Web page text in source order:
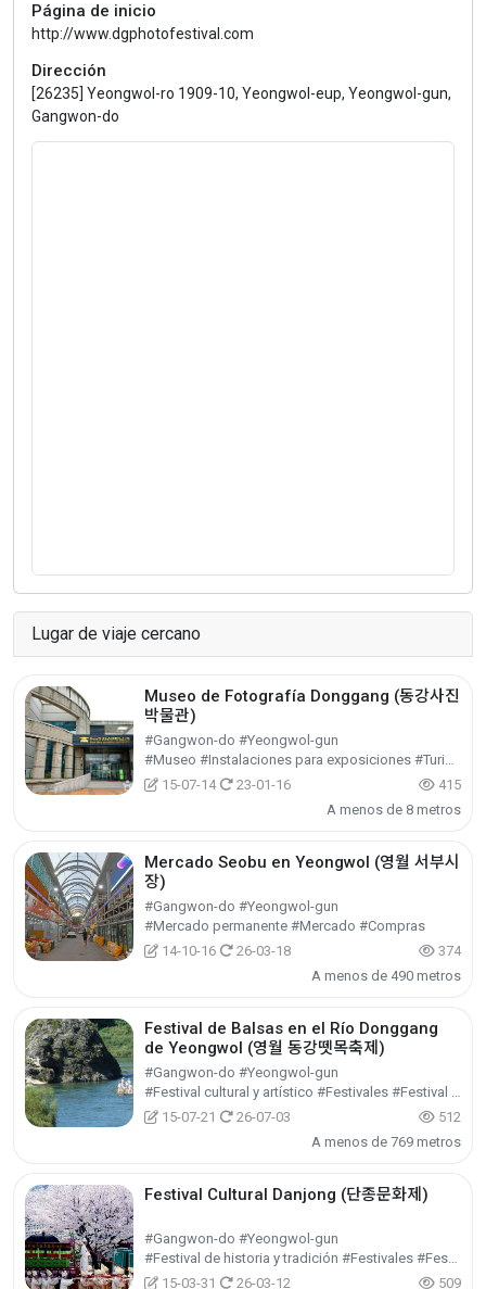
Página de inicio
http://www.dgphotofestival.com
Dirección
[26235] Yeongwol-ro 1909-10, Yeongwol-eup, Yeongwol-gun,
Gangwon-do
Lugar de viaje cercano
Museo de Fotografía Donggang (동강사진
박물관)
#Gangwon-do #Yeongwol-gun
#Museo #Instalaciones para exposiciones #Turismo cultural
15-07-14
23-01-16
415
A menos de 8 metros
Mercado Seobu en Yeongwol (영월 서부시
장)
#Gangwon-do #Yeongwol-gun
#Mercado permanente #Mercado #Compras
14-10-16
26-03-18
374
A menos de 490 metros
Festival de Balsas en el Río Donggang
de Yeongwol (영월 동강뗏목축제)
#Gangwon-do #Yeongwol-gun
#Festival cultural y artístico #Festivales #Festival / Espectáculo / Evento
15-07-21
26-07-03
512
A menos de 769 metros
Festival Cultural Danjong (단종문화제)
#Gangwon-do #Yeongwol-gun
#Festival de historia y tradición #Festivales #Festival / Espectáculo / Evento
15-03-31
26-03-12 509